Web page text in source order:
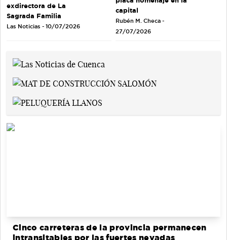
exdirectora de La
Sagrada Familia
Las Noticias - 10/07/2026
capital
Rubén M. Checa -
27/07/2026
Cinco carreteras de la provincia permanecen
intransitables por las fuertes nevadas